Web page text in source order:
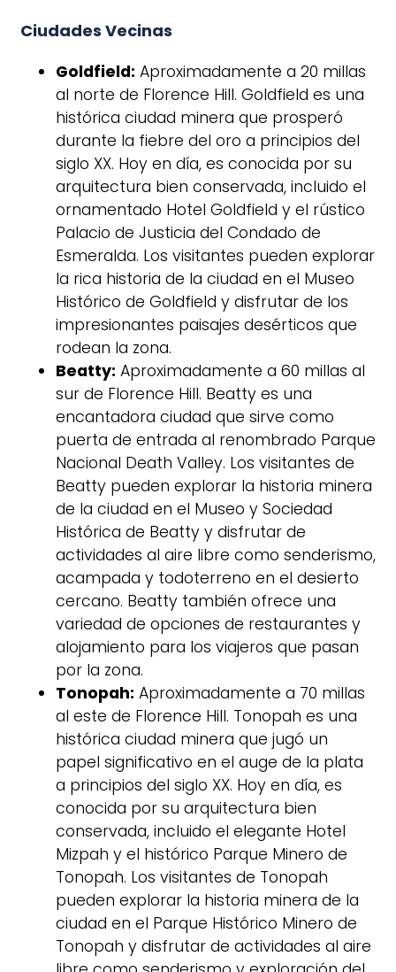
Ciudades Vecinas
Goldfield: Aproximadamente a 20 millas
al norte de Florence Hill. Goldfield es una
histórica ciudad minera que prosperó
durante la fiebre del oro a principios del
siglo XX. Hoy en día, es conocida por su
arquitectura bien conservada, incluido el
ornamentado Hotel Goldfield y el rústico
Palacio de Justicia del Condado de
Esmeralda. Los visitantes pueden explorar
la rica historia de la ciudad en el Museo
Histórico de Goldfield y disfrutar de los
impresionantes paisajes desérticos que
rodean la zona.
Beatty: Aproximadamente a 60 millas al
sur de Florence Hill. Beatty es una
encantadora ciudad que sirve como
puerta de entrada al renombrado Parque
Nacional Death Valley. Los visitantes de
Beatty pueden explorar la historia minera
de la ciudad en el Museo y Sociedad
Histórica de Beatty y disfrutar de
actividades al aire libre como senderismo,
acampada y todoterreno en el desierto
cercano. Beatty también ofrece una
variedad de opciones de restaurantes y
alojamiento para los viajeros que pasan
por la zona.
Tonopah: Aproximadamente a 70 millas
al este de Florence Hill. Tonopah es una
histórica ciudad minera que jugó un
papel significativo en el auge de la plata
a principios del siglo XX. Hoy en día, es
conocida por su arquitectura bien
conservada, incluido el elegante Hotel
Mizpah y el histórico Parque Minero de
Tonopah. Los visitantes de Tonopah
pueden explorar la historia minera de la
ciudad en el Parque Histórico Minero de
Tonopah y disfrutar de actividades al aire